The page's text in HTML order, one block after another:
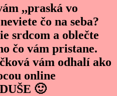
,,praská vo
čo na seba?
srdcom a oblečte
čo vám pristane.
vám odhalí ako
online
🙂